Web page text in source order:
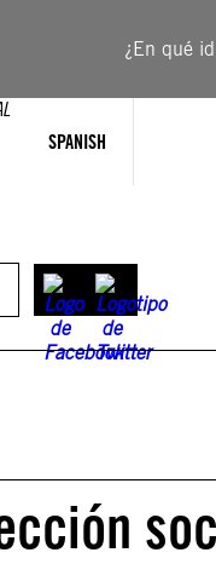
¿En qué
SPANISH